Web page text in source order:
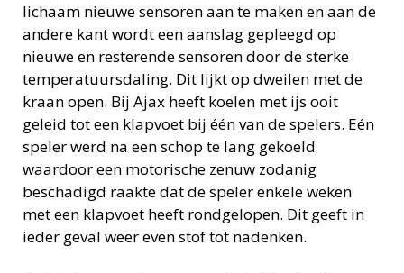
lichaam nieuwe sensoren aan te maken en aan de
andere kant wordt een aanslag gepleegd op
nieuwe en resterende sensoren door de sterke
temperatuursdaling. Dit lijkt op dweilen met de
kraan open. Bij Ajax heeft koelen met ijs ooit
geleid tot een klapvoet bij één van de spelers. Eén
speler werd na een schop te lang gekoeld
waardoor een motorische zenuw zodanig
beschadigd raakte dat de speler enkele weken
met een klapvoet heeft rondgelopen. Dit geeft in
ieder geval weer even stof tot nadenken.